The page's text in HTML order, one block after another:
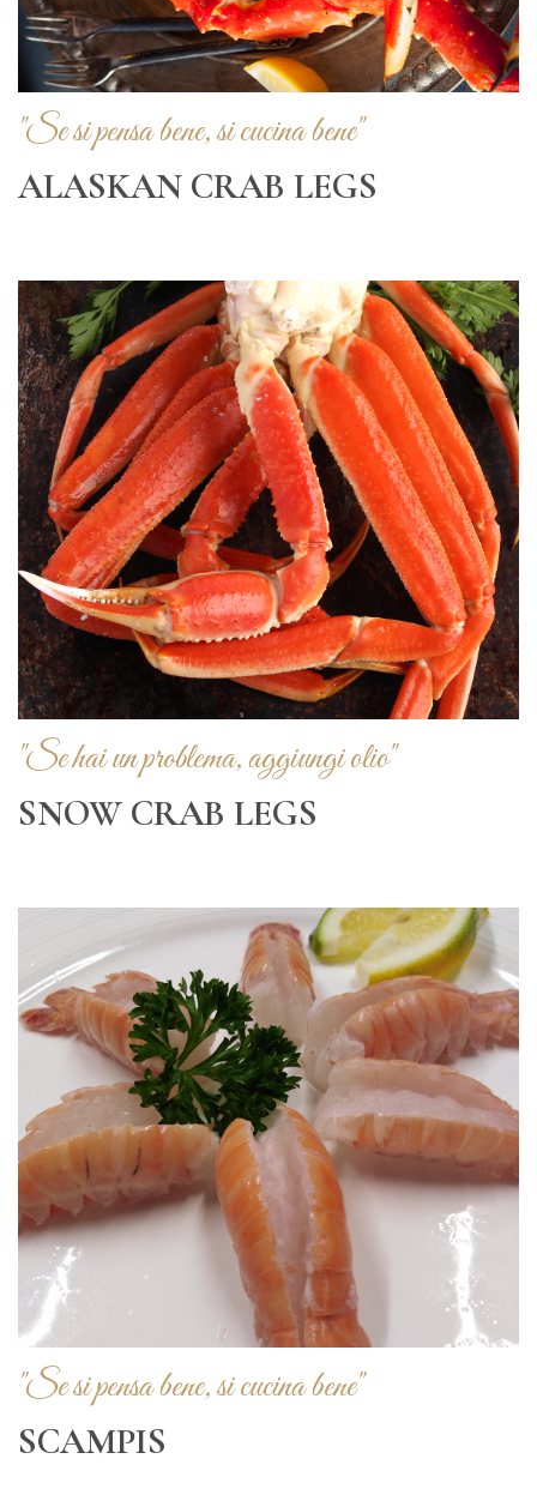
"Se si pensa bene, si cucina bene"
ALASKAN CRAB LEGS
"Se hai un problema, aggiungi olio"
SNOW CRAB LEGS
"Se si pensa bene, si cucina bene"
SCAMPIS